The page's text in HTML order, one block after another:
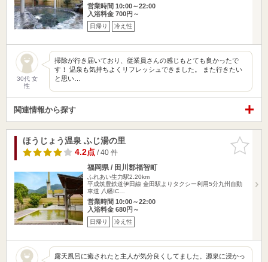
営業時間 10:00～22:00
入浴料金 700円～
日帰り 冷え性
30代 女
性
掃除が行き届いており、従業員さんの感じもとても良かったで
す！ 温泉も気持ちよくリフレッシュできました。 また行きたい
と思い…
関連情報から探す
お気に入
りに追加
ほうじょう温泉 ふじ湯の里
4.2点/ 40 件
福岡県 / 田川郡福智町
ふれあい生力駅2.20km
平成筑豊鉄道伊田線 金田駅よりタクシー利用5分九州自動
車道 八幡IC…
営業時間 10:00～22:00
入浴料金 680円～
日帰り 冷え性
露天風呂に癒されたと主人が気分良くしてました。源泉に浸かっ